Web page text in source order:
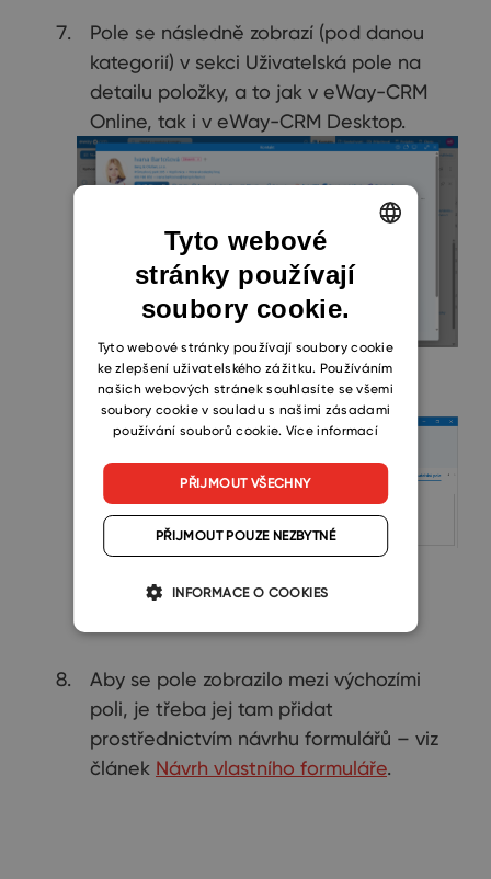
Pole se následně zobrazí (pod danou
kategorií) v sekci Uživatelská pole na
detailu položky, a to jak v eWay-CRM
Online, tak i v eWay-CRM Desktop.
Aby se pole zobrazilo mezi výchozími
poli, je třeba jej tam přidat
prostřednictvím návrhu formulářů – viz
článek Návrh vlastního formuláře.
ENGLISH
CZECH
SLOVAK
Tyto webové
stránky používají
soubory cookie.
Tyto webové stránky používají soubory cookie
ke zlepšení uživatelského zážitku. Používáním
našich webových stránek souhlasíte se všemi
soubory cookie v souladu s našimi zásadami
používání souborů cookie. Více informací
PŘIJMOUT VŠECHNY
PŘIJMOUT POUZE NEZBYTNÉ
INFORMACE O COOKIES